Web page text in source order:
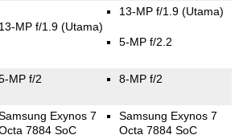
13-MP f/1.9 (Utama)
13-MP f/1.9 (Utama)
5-MP f/2.2
MP f/2 8-MP f/2
Exynos 7
7884 SoC
Samsung Exynos 7
Octa 7884 SoC